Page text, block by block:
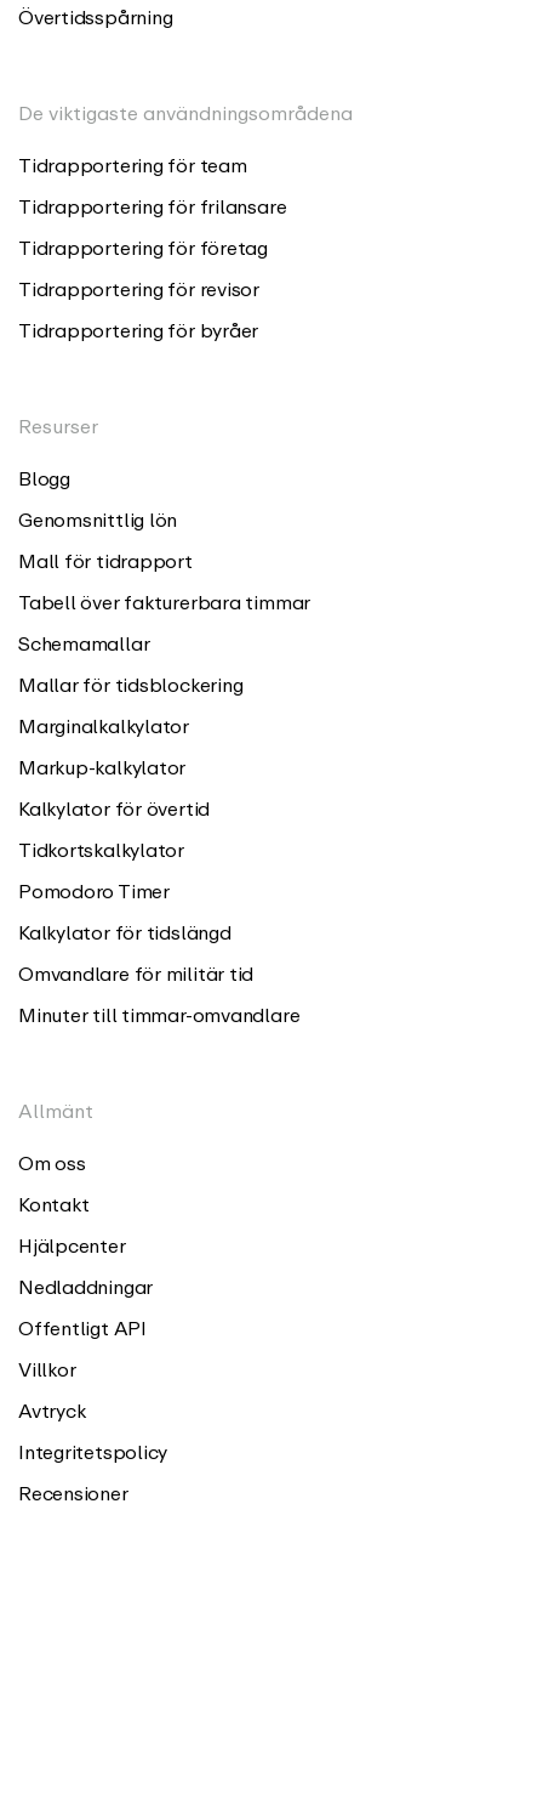
Övertidsspårning
De viktigaste användningsområdena
Tidrapportering för team
Tidrapportering för frilansare
Tidrapportering för företag
Tidrapportering för revisor
Tidrapportering för byråer
Resurser
Blogg
Genomsnittlig lön
Mall för tidrapport
Tabell över fakturerbara timmar
Schemamallar
Mallar för tidsblockering
Marginalkalkylator
Markup-kalkylator
Kalkylator för övertid
Tidkortskalkylator
Pomodoro Timer
Kalkylator för tidslängd
Omvandlare för militär tid
Minuter till timmar-omvandlare
Allmänt
Om oss
Kontakt
Hjälpcenter
Nedladdningar
Offentligt API
Villkor
Avtryck
Integritetspolicy
Recensioner